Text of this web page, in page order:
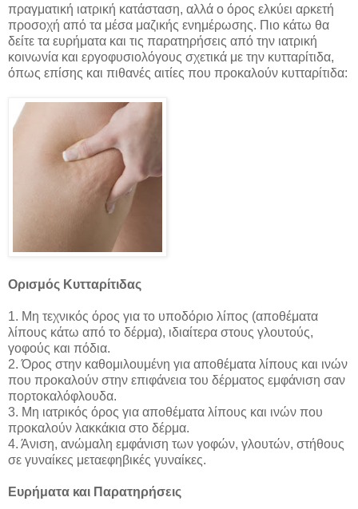
πραγματική ιατρική κατάσταση, αλλά ο όρος ελκύει αρκετή
προσοχή από τα μέσα μαζικής ενημέρωσης. Πιο κάτω θα
δείτε τα ευρήματα και τις παρατηρήσεις από την ιατρική
κοινωνία και εργοφυσιολόγους σχετικά με την κυτταρίτιδα,
όπως επίσης και πιθανές αιτίες που προκαλούν κυτταρίτιδα:
Ορισμός Κυτταρίτιδας
1. Μη τεχνικός όρος για το υποδόριο λίπος (αποθέματα
λίπους κάτω από το δέρμα), ιδιαίτερα στους γλουτούς,
γοφούς και πόδια.
2. Όρος στην καθομιλουμένη για αποθέματα λίπους και ινών
που προκαλούν στην επιφάνεια του δέρματος εμφάνιση σαν
πορτοκαλόφλουδα.
3. Μη ιατρικός όρος για αποθέματα λίπους και ινών που
προκαλούν λακκάκια στο δέρμα.
4. Άνιση, ανώμαλη εμφάνιση των γοφών, γλουτών, στήθους
σε γυναίκες μεταεφηβικές γυναίκες.
Ευρήματα και Παρατηρήσεις